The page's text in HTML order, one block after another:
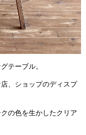
テーブル。
、ショップのディスプ
の色を生かしたクリア